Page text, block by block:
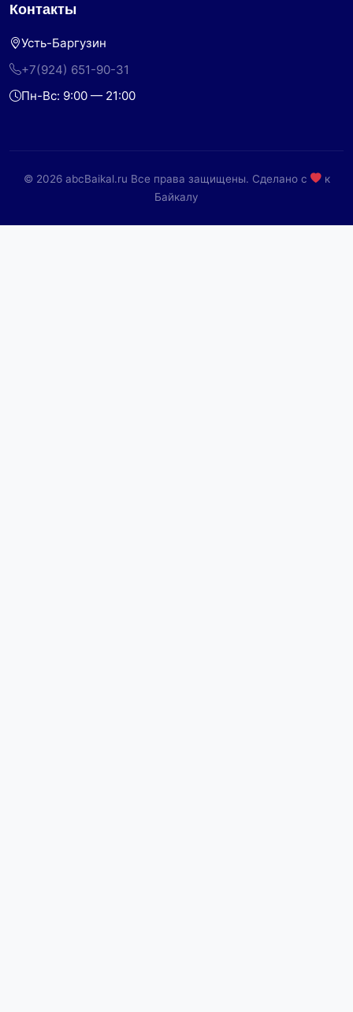
Контакты
Усть-Баргузин
+7(924) 651-90-31
Пн-Вс: 9:00 — 21:00
© 2026 abcBaikal.ru Все права защищены. Сделано с
к
Байкалу